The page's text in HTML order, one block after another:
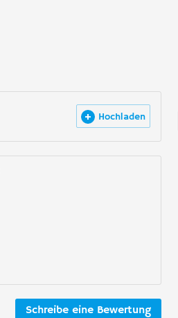
Hochladen
Schreibe eine Bewertung